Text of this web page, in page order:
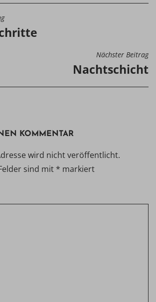
Nächster Beitrag
Nachtschicht
KOMMENTAR
wird nicht veröffentlicht.
sind mit * markiert